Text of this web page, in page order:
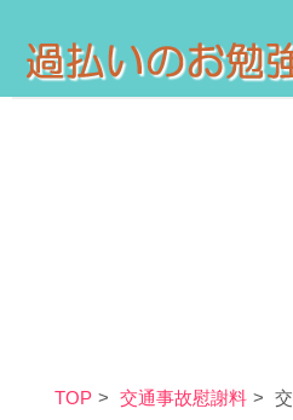
TOP 交通事故慰謝料